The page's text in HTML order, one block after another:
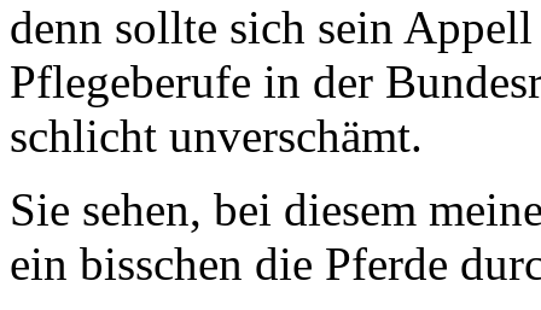
denn sollte sich sein
Pflegeberufe in der
schlicht unverschämt.
Sie sehen, bei diesem
ein bisschen die Pferde